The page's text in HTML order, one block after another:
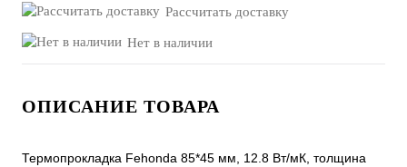
Рассчитать доставку
Нет в наличии
ОПИСАНИЕ ТОВАРА
Термопрокладка Fehonda 85*45 мм, 12.8 Вт/мК, толщина